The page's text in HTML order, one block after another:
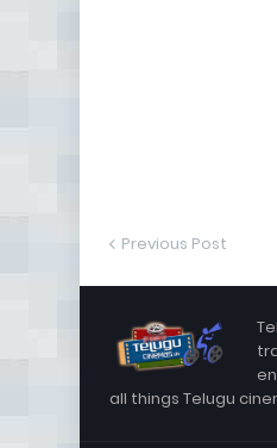
Previous Post
all things Telugu